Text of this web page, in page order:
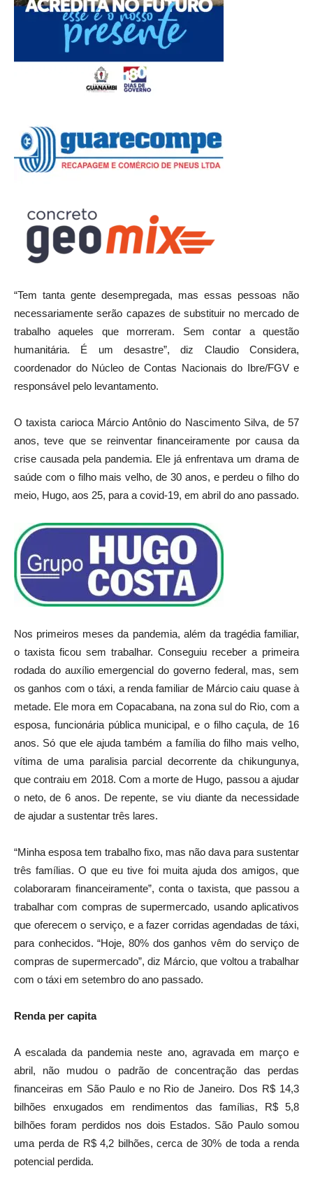
“Tem tanta gente desempregada, mas essas pessoas não
necessariamente serão capazes de substituir no mercado de
trabalho aqueles que morreram. Sem contar a questão
humanitária. É um desastre”, diz Claudio Considera,
coordenador do Núcleo de Contas Nacionais do Ibre/FGV e
responsável pelo levantamento.
O taxista carioca Márcio Antônio do Nascimento Silva, de 57
anos, teve que se reinventar financeiramente por causa da
crise causada pela pandemia. Ele já enfrentava um drama de
saúde com o filho mais velho, de 30 anos, e perdeu o filho do
meio, Hugo, aos 25, para a covid-19, em abril do ano passado.
Nos primeiros meses da pandemia, além da tragédia familiar,
o taxista ficou sem trabalhar. Conseguiu receber a primeira
rodada do auxílio emergencial do governo federal, mas, sem
os ganhos com o táxi, a renda familiar de Márcio caiu quase à
metade. Ele mora em Copacabana, na zona sul do Rio, com a
esposa, funcionária pública municipal, e o filho caçula, de 16
anos. Só que ele ajuda também a família do filho mais velho,
vítima de uma paralisia parcial decorrente da chikungunya,
que contraiu em 2018. Com a morte de Hugo, passou a ajudar
o neto, de 6 anos. De repente, se viu diante da necessidade
de ajudar a sustentar três lares.
“Minha esposa tem trabalho fixo, mas não dava para sustentar
três famílias. O que eu tive foi muita ajuda dos amigos, que
colaboraram financeiramente”, conta o taxista, que passou a
trabalhar com compras de supermercado, usando aplicativos
que oferecem o serviço, e a fazer corridas agendadas de táxi,
para conhecidos. “Hoje, 80% dos ganhos vêm do serviço de
compras de supermercado”, diz Márcio, que voltou a trabalhar
com o táxi em setembro do ano passado.
Renda per capita
A escalada da pandemia neste ano, agravada em março e
abril, não mudou o padrão de concentração das perdas
financeiras em São Paulo e no Rio de Janeiro. Dos R$ 14,3
bilhões enxugados em rendimentos das famílias, R$ 5,8
bilhões foram perdidos nos dois Estados. São Paulo somou
uma perda de R$ 4,2 bilhões, cerca de 30% de toda a renda
potencial perdida.